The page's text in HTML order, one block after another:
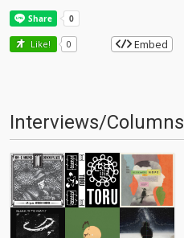
Like! 0 Embed
Interviews/Columns